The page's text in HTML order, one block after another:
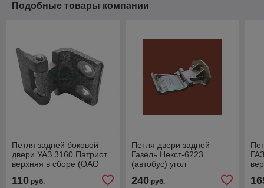
Подобные товары компании
Петля задней боковой
двери УАЗ 3160 Патриот
верхняя в сборе (ОАО
110 руб.
Петля двери задней
Газель Некст-6223
(автобус) угол
открывания 180 градусов
(ГАЗ) А62R23.6306010
240руб.